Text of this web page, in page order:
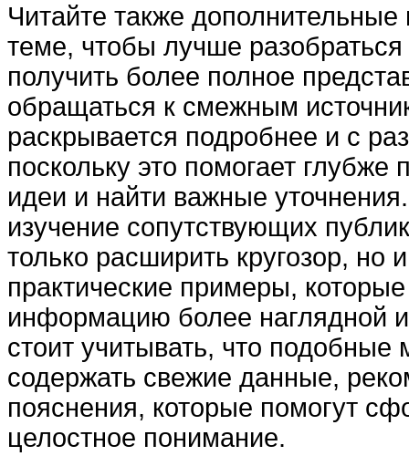
Читайте также
теме, чтобы лучше
получить более полное
обращаться к смежным
раскрывается подробнее и с
поскольку это помогает глубже
идеи и найти важные
изучение сопутствующих
только расширить кругозор, но
практические примеры,
информацию более наглядной
стоит учитывать, что подобные
содержать свежие данные,
пояснения, которые помогут
целостное понимание.